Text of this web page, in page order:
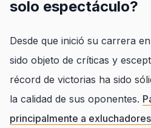
solo espectáculo?
Desde que inició su carrera
sido objeto de críticas y
récord de victorias ha sido
la calidad de sus oponentes.
principalmente a